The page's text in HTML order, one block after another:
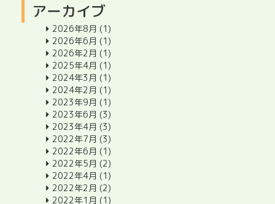
アーカイブ
2026年8月 (1)
2026年6月 (1)
2026年2月 (1)
2025年4月 (1)
2024年3月 (1)
2024年2月 (1)
2023年9月 (1)
2023年6月 (3)
2023年4月 (3)
2022年7月 (3)
2022年6月 (1)
2022年5月 (2)
2022年4月 (1)
2022年2月 (2)
2022年1月 (1)